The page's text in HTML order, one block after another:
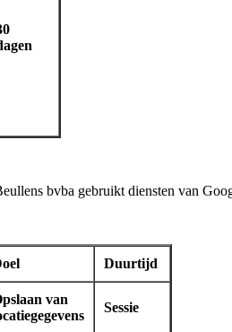
bvba gebruikt diensten van
Duurtijd
van
Sessie